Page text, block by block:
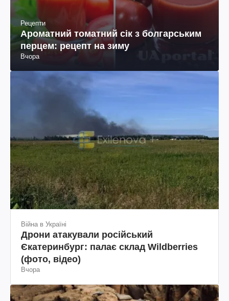
Рецепти
Ароматний томатний сік з болгарським
перцем: рецепт на зиму
Вчора
Війна в Україні
Дрони атакували російський
Єкатеринбург: палає склад Wildberries
(фото, відео)
Вчора